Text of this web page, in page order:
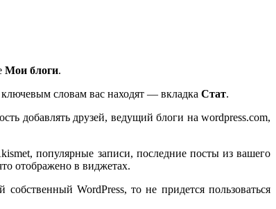
Мои блоги.
словам вас находят — вкладка Стат.
добавлять друзей, ведущий блоги на wordpress.com,
популярные записи, последние посты из вашего
отображено в виджетах.
WordPress, то не придется пользоваться